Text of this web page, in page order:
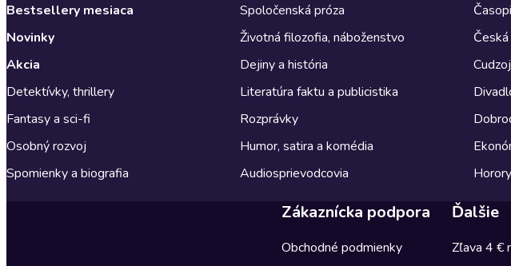
Bestsellery mesiaca
Novinky
Akcia
Detektívky, thrillery
Fantasy a sci-fi
Osobný rozvoj
Spomienky a biografia
Spoločenská próza
Životná filozofia, náboženstvo
Dejiny a história
Literatúra faktu a publicistika
Rozprávky
Humor, satira a komédia
Audiosprievodcovia
Zákaznícka podpora
Obchodné podmienky
Ďalšie
Zľava 4 €